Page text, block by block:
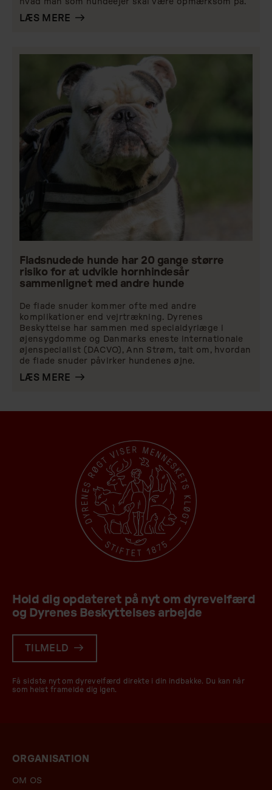
LÆS MERE
Fladsnudede hunde har 20 gange større
risiko for at udvikle hornhindesår
sammenlignet med andre hunde
De flade snuder kommer ofte med andre
komplikationer end vejrtrækning. Dyrenes
Beskyttelse har sammen med specialdyrlæge i
øjensygdomme og Danmarks eneste internationale
øjenspecialist (DACVO), Ann Strøm, talt om, hvordan
de flade snuder påvirker hundenes øjne.
LÆS MERE
Hold dig opdateret på nyt om dyrevelfærd
og Dyrenes Beskyttelses arbejde
TILMELD
Få sidste nyt om dyrevelfærd direkte i din indbakke. Du kan når
som helst framelde dig igen.
ORGANISATION
OM OS